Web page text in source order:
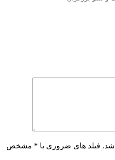
شد. فیلد های ضروری با * مشخص